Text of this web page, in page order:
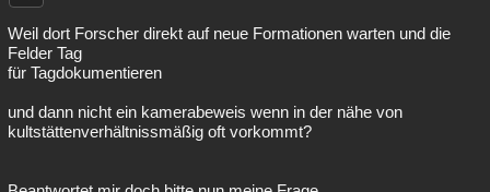
Übersichten
Besucht Teilgenommen Alle Neue Geschlossen
Lesenswert Schlüsselwörter
Weil dort Forscher direkt auf neue Formationen warten und die
Felder Tag
für Tagdokumentieren
und dann nicht ein kamerabeweis wenn in der nähe von
kultstättenverhältnissmäßig oft vorkommt?